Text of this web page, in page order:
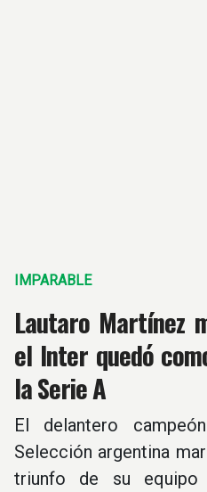
IMPARABLE
Lautaro Martínez
el Inter quedó
la Serie A
El delantero
Selección argentina
triunfo de su